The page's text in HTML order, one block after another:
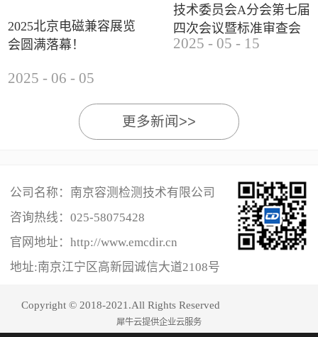
2025北京电磁兼容展览
会圆满落幕！
2025 - 06 - 05
技术委员会A分会第七届
四次会议暨标准审查会
成功举办
2025 - 05 - 15
更多新闻>>
公司名称：南京容测检测技术有限公司
咨询热线： 025-58075428
官网地址：http://www.emcdir.cn
地址:南京江宁区高新园诚信大道2108号
Copyright © 2018-2021.All Rights Reserved
犀牛云提供企业云服务